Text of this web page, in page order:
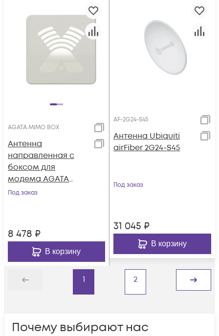
AGATA MIMO BOX
Антенна
направленная с
боксом для
модема AGATA
MIMO 2x2 BOX, HV-
Под заказ
8 478 ₽
В корзину
AF-2G24-S45
Антенна Ubiquiti
airFiber 2G24-S45
Под заказ
31 045 ₽
В корзину
Назад
1 2
Дальше
Почему выбирают нас